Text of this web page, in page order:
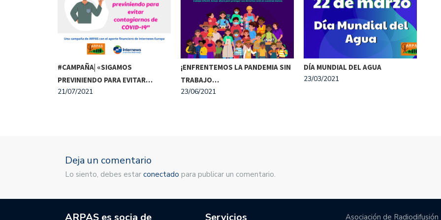
#CAMPAÑA| «SIGAMOS
PREVINIENDO PARA EVITAR…
21/07/2021
¡ENFRENTEMOS LA PANDEMIA SIN
TRABAJO…
23/06/2021
DÍA MUNDIAL DEL AGUA
23/03/2021
Deja un comentario
Lo siento, debes estar conectado para publicar un comentario.
Asociación de Radiodifusión